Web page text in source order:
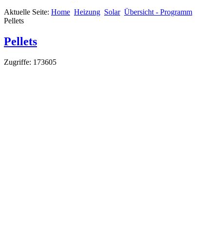
Aktuelle Seite: Home Heizung Solar Übersicht - Programm
Pellets
Pellets
Zugriffe: 173605